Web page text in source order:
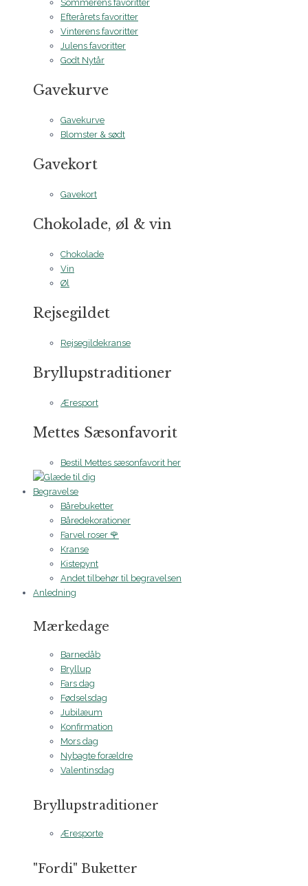
Sommerens favoritter
Efterårets favoritter
Vinterens favoritter
Julens favoritter
Godt Nytår
Gavekurve
Gavekurve
Blomster & sødt
Gavekort
Gavekort
Chokolade, øl & vin
Chokolade
Vin
Øl
Rejsegildet
Rejsegildekranse
Bryllupstraditioner
Æresport
Mettes Sæsonfavorit
Bestil Mettes sæsonfavorit her
Begravelse
Bårebuketter
Båredekorationer
Farvel roser 🌹
Kranse
Kistepynt
Andet tilbehør til begravelsen
Anledning
Mærkedage
Barnedåb
Bryllup
Fars dag
Fødselsdag
Jubilæum
Konfirmation
Mors dag
Nybagte forældre
Valentinsdag
Bryllupstraditioner
Æresporte
"Fordi" Buketter